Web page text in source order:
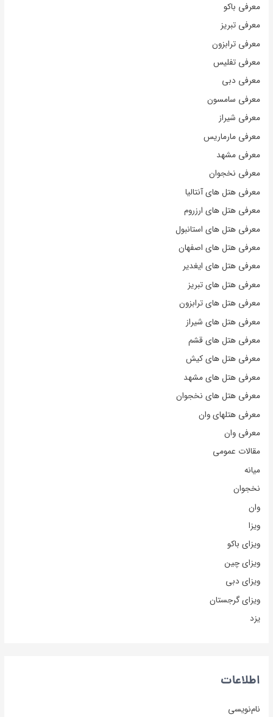
معرفی باکو
معرفی تبریز
معرفی ترابزون
معرفی تفلیس
معرفی دبی
معرفی سامسون
معرفی شیراز
معرفی مارماریس
معرفی مشهد
معرفی نخجوان
معرفی هتل های آنتالیا
معرفی هتل های ارزروم
معرفی هتل های استانبول
معرفی هتل های اصفهان
معرفی هتل های ایغدیر
معرفی هتل های تبریز
معرفی هتل های ترابزون
معرفی هتل های شیراز
معرفی هتل های قشم
معرفی هتل های کیش
معرفی هتل های مشهد
معرفی هتل های نخجوان
معرفی هتلهای وان
معرفی وان
مقالات عمومی
میانه
نخجوان
وان
ویزا
ویزای باکو
ویزای چین
ویزای دبی
ویزای گرجستان
یزد
اطلاعات
نام‌نویسی